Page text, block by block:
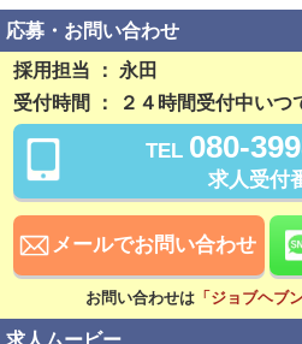
勤務開始日相談可
稼ぎ方
日払い可
昇給あり
待遇
社会保険完備
寮・社宅あり
こだわり
応募・お問い合わせ
採用担当 ： 永田
受付時間 ： ２４時間受付中いつ
TEL 080-
求人受付
メールでお問い合わせ
お問い合わせは 「ジョブヘブ
求人ムービー